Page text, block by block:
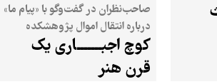
صاحب‌نظران در گفت‌وگو با «پیام ما»
درباره انتقال اموال پژوهشکده
هنرهای سنتی به «کاخ سعدآباد»
هشدار دادند
کوچ اجبـــــــاری یک
قرن هنر